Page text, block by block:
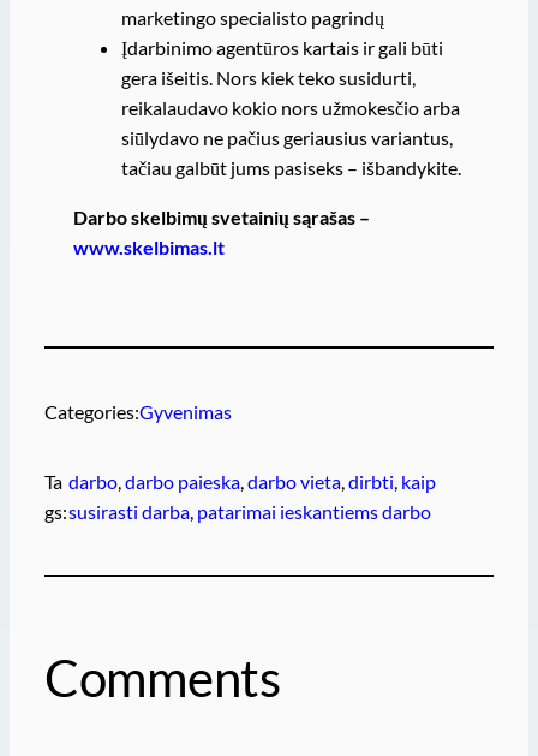
marketingo specialisto pagrindų
Įdarbinimo agentūros kartais ir gali būti
gera išeitis. Nors kiek teko susidurti,
reikalaudavo kokio nors užmokesčio arba
siūlydavo ne pačius geriausius variantus,
tačiau galbūt jums pasiseks – išbandykite.
Darbo skelbimų svetainių sąrašas –
www.skelbimas.lt
Categories:Gyvenimas
Ta
gs:
darbo, darbo paieska, darbo vieta, dirbti kaip
susirasti darba, patarimai ieskantiems darbo
Comments